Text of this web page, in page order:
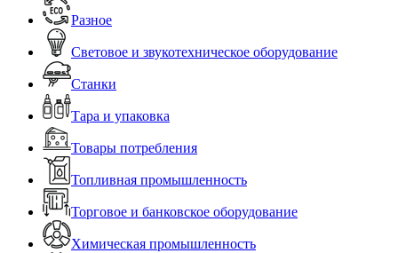
Разное
Световое и звукотехническое оборудование
Станки
Тара и упаковка
Товары потребления
Топливная промышленность
Торговое и банковское оборудование
Химическая промышленность